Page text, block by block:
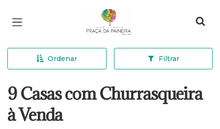
Página inicial
Ordenar Filtrar
9 Casas com Churrasqueira
à Venda